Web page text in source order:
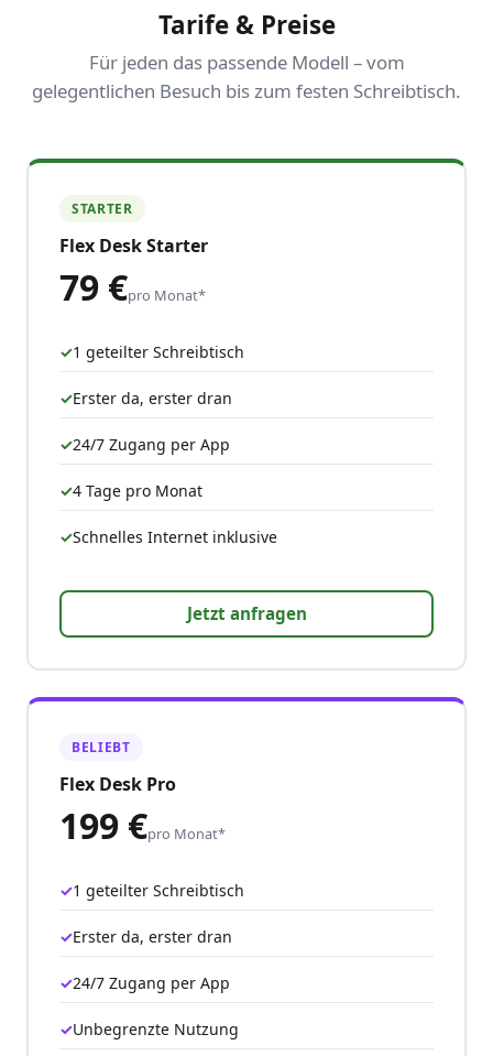
Tarife & Preise
Für jeden das passende Modell – vom
gelegentlichen Besuch bis zum festen Schreibtisch.
STARTER
Flex Desk Starter
79 €pro Monat*
1 geteilter Schreibtisch
Erster da, erster dran
24/7 Zugang per App
4 Tage pro Monat
Schnelles Internet inklusive
Jetzt anfragen
BELIEBT
Flex Desk Pro
199 €pro Monat*
1 geteilter Schreibtisch
Erster da, erster dran
24/7 Zugang per App
Unbegrenzte Nutzung